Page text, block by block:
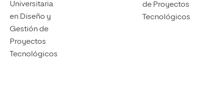
Universitaria
en Diseño y
Gestión de
Proyectos
Tecnológicos
de Proyectos
Tecnológicos